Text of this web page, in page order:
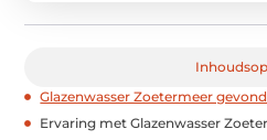
Glazenwasser Zoetermeer
Ervaring met Glazenwasser